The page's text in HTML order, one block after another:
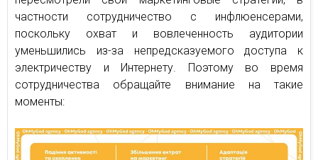
частности сотрудничество с инфлюенсерами,
поскольку охват и вовлеченность аудитории
уменьшились из-за непредсказуемого доступа к
электричеству и Интернету. Поэтому во время
сотрудничества обращайте внимание на такие
моменты: